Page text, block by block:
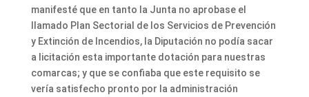
manifesté que en tanto la Junta no aprobase el
llamado Plan Sectorial de los Servicios de Prevención
y Extinción de Incendios, la Diputación no podía sacar
a licitación esta importante dotación para nuestras
comarcas; y que se confiaba que este requisito se
vería satisfecho pronto por la administración